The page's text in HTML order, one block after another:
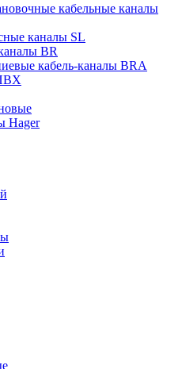
кабельные каналы
каналы SL
BR
кабель-каналы BRA
Hager